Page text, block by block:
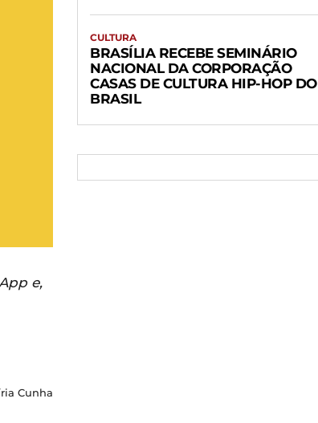
e,
Cunha
CULTURA
BRASÍLIA RECEBE SEMINÁRIO
NACIONAL DA CORPORAÇÃO
CASAS DE CULTURA HIP-HOP DO
BRASIL